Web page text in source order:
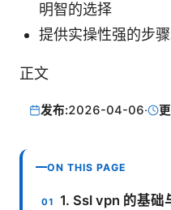
明智的选择
提供实操性强的步
正文
发布:2026-04-06·
ON THIS PAGE
1. Ssl vpn 的基础